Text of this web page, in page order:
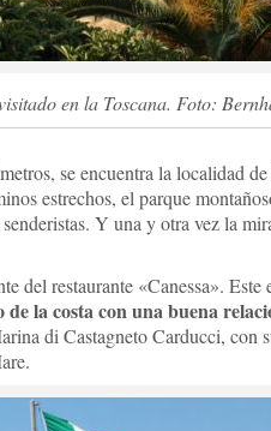
en la Toscana. Foto:
se encuentra la localidad
estrechos, el parque
Y una y otra vez la
del restaurante «Canessa». Este
de la costa con una buena
di Castagneto Carducci, con